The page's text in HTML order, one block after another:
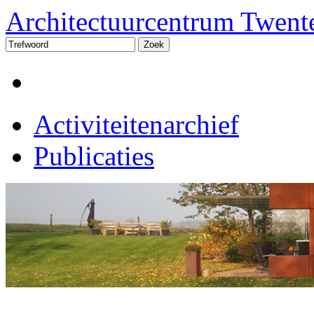
Architectuurcentrum
Activiteitenarchief
Publicaties